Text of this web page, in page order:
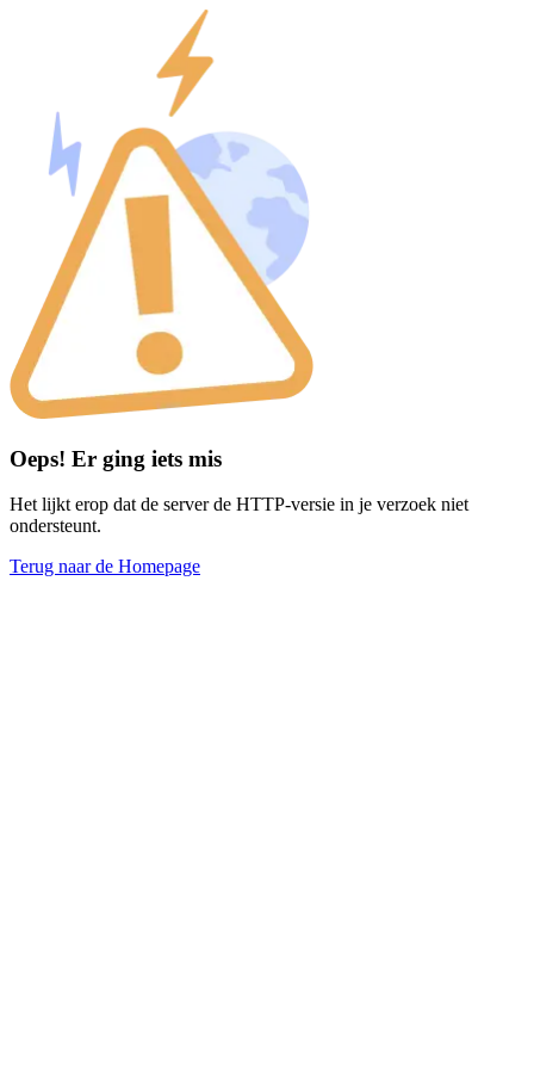
Oeps! Er ging iets mis
Het lijkt erop dat de server de HTTP-versie in je verzoek niet
ondersteunt.
Terug naar de Homepage